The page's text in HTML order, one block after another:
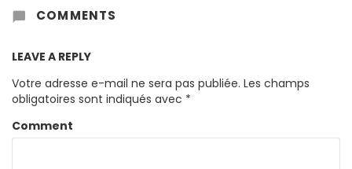
COMMENTS
LEAVE A REPLY
Votre adresse e-mail ne sera pas publiée. Les champs
obligatoires sont indiqués avec *
Comment